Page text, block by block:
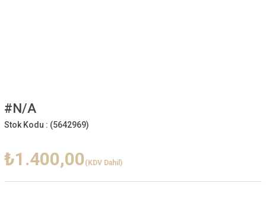
#N/A
Stok Kodu : (5642969)
₺1.400,00 (KDV Dahil)